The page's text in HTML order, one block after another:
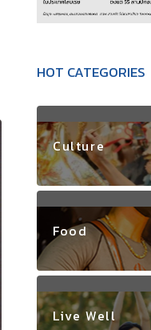
HOT CATEGORIES
Culture
Food
Live Well